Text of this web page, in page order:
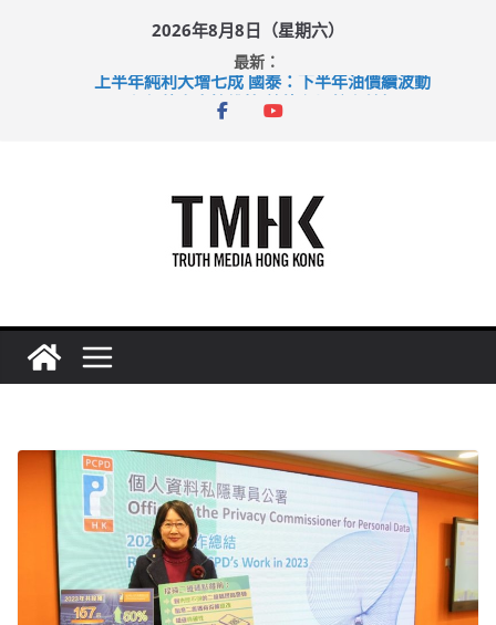
2026年8月8日（星期六）
最新：
上半年純利大增七成 國泰：下半年油價續波動
拜仁熱身賽挫維拉 啟德主場館奪錦標